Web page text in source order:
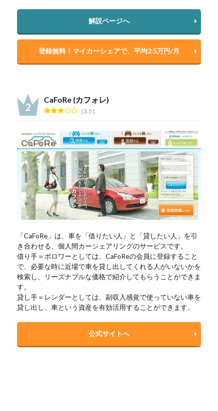
解説ページへ
登録無料！マイカーシェアで、平均2.5万円/月
CaFoRe (カフォレ)
3.5
「CaFoRe」は、車を「借りたい人」と「貸したい人」を引
き合わせる、個人間カーシェアリングのサービスです。
借り手＝ボロワーとしては、CaFoReの会員に登録すること
で、必要な時に近場で車を貸し出してくれる人がいないかを
検索し、リーズナブルな価格で紹介してもらうことができま
す。
貸し手＝レンダーとしては、副収入感覚で使っていない車を
貸し出し、車という資産を有効活用することができます。
公式サイトへ